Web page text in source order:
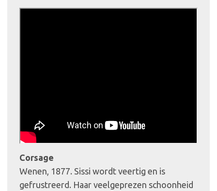
Corsage
Wenen, 1877. Sissi wordt veertig en is
gefrustreerd. Haar veelgeprezen schoonheid